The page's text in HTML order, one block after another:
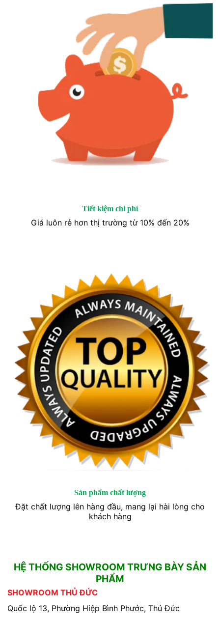
Tiết kiệm chi phí
Giá luôn rẻ hơn thị trường từ 10% đến 20%
Sản phẩm chất lượng
Đặt chất lượng lên hàng đầu, mang lại hài lòng cho
khách hàng
HỆ THỐNG SHOWROOM TRƯNG BÀY SẢN
PHẨM
SHOWROOM THỦ ĐỨC
Quốc lộ 13, Phường Hiệp Bình Phước, Thủ Đức